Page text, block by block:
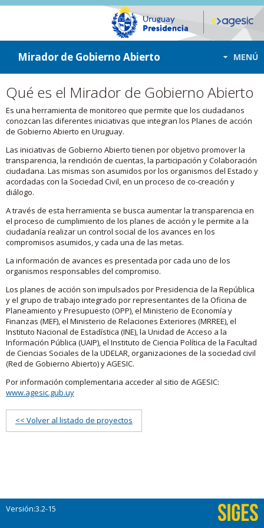
ir a contenido
ir al menú
Mirador de Gobierno Abierto MENÚ
Qué es el Mirador de Gobierno Abierto
Es una herramienta de monitoreo que permite que los ciudadanos
conozcan las diferentes iniciativas que integran los Planes de acción
de Gobierno Abierto en Uruguay.
Las iniciativas de Gobierno Abierto tienen por objetivo promover la
transparencia, la rendición de cuentas, la participación y Colaboración
ciudadana. Las mismas son asumidos por los organismos del Estado y
acordadas con la Sociedad Civil, en un proceso de co-creación y
diálogo.
A través de esta herramienta se busca aumentar la transparencia en
el proceso de cumplimiento de los planes de acción y le permite a la
ciudadanía realizar un control social de los avances en los
compromisos asumidos, y cada una de las metas.
La información de avances es presentada por cada uno de los
organismos responsables del compromiso.
Los planes de acción son impulsados por Presidencia de la República
y el grupo de trabajo integrado por representantes de la Oficina de
Planeamiento y Presupuesto (OPP), el Ministerio de Economía y
Finanzas (MEF), el Ministerio de Relaciones Exteriores (MRREE), el
Instituto Nacional de Estadística (INE), la Unidad de Acceso a la
Información Pública (UAIP), el Instituto de Ciencia Política de la Facultad
de Ciencias Sociales de la UDELAR, organizaciones de la sociedad civil
(Red de Gobierno Abierto) y AGESIC.
Por información complementaria acceder al sitio de AGESIC:
www.agesic.gub.uy
<< Volver al listado de proyectos
Versión:3.2-15